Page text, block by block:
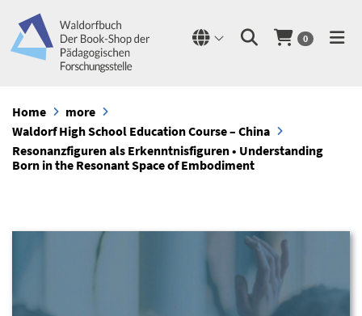
0
Home
more
Waldorf High School Education Course – China
Resonanzfiguren als Erkenntnisfiguren • Understanding
Born in the Resonant Space of Embodiment